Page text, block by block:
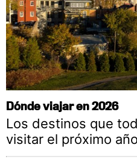
Dónde viajar en 2026
Los destinos que
visitar el próximo año